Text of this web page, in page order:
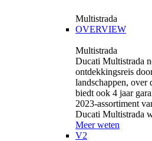
Multistrada
OVERVIEW
Multistrada
Ducati Multistrada
ontdekkingsreis
landschappen, over
biedt ook 4 jaar
2023-assortiment
Ducati Multistrada
Meer weten
V2